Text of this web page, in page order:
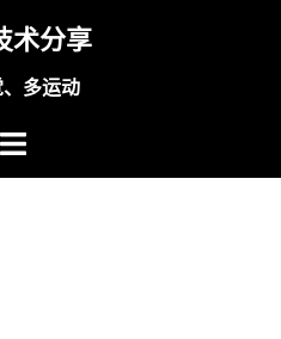
术分享
多运动